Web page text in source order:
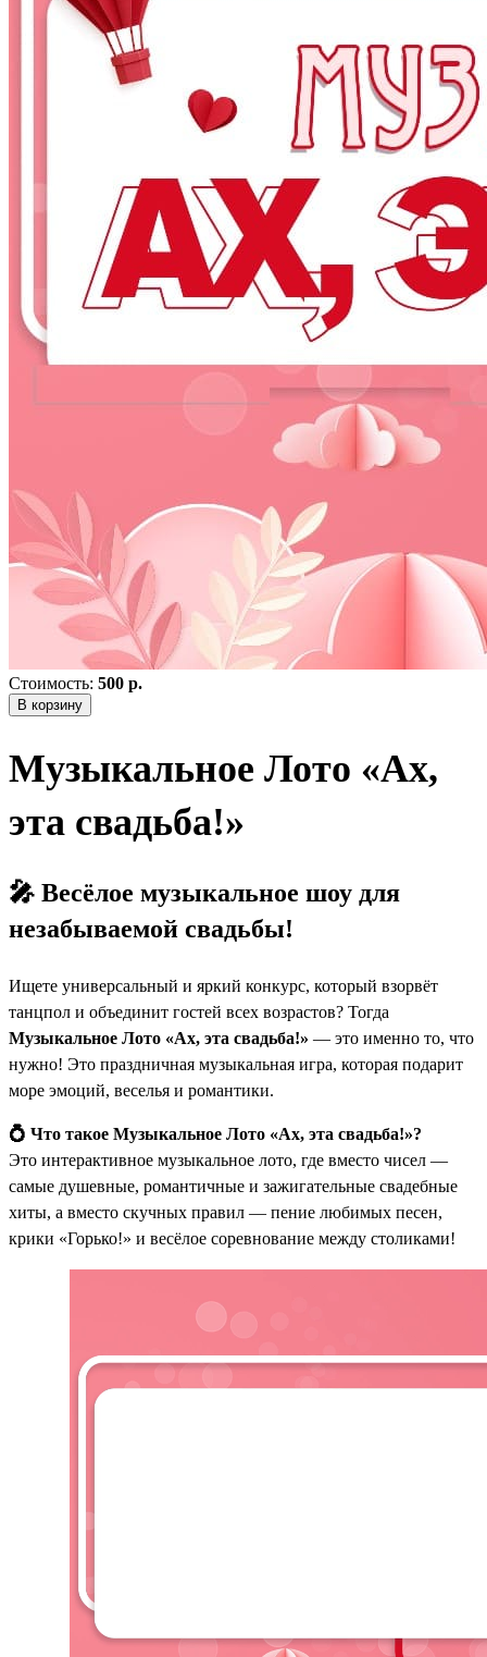
Стоимость: 500 р.
В корзину
Музыкальное Лото «Ах,
эта свадьба!»
🎤 Весёлое музыкальное шоу для
незабываемой свадьбы!
Ищете универсальный и яркий конкурс, который взорвёт
танцпол и объединит гостей всех возрастов? Тогда
Музыкальное Лото «Ах, эта свадьба!» — это именно то, что
нужно! Это праздничная музыкальная игра, которая подарит
море эмоций, веселья и романтики.
💍 Что такое Музыкальное Лото «Ах, эта свадьба!»?
Это интерактивное музыкальное лото, где вместо чисел —
самые душевные, романтичные и зажигательные свадебные
хиты, а вместо скучных правил — пение любимых песен,
крики «Горько!» и весёлое соревнование между столиками!